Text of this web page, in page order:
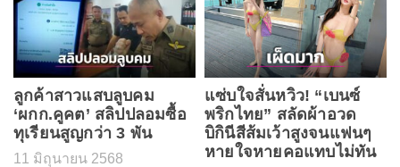
ลูกค้าสาวแสบลูบคม
‘ผกก.คูคต’ สลิปปลอมซื้อ
ทุเรียนสูญกว่า 3 พัน
11 มิถุนายน 2568
แซ่บใจสั่นหวิว! “เบนซ์
พริกไทย” สลัดผ้าอวด
บิกินีสีส้มเว้าสูงจนแฟนๆ
หายใจหายคอแทบไม่ทัน